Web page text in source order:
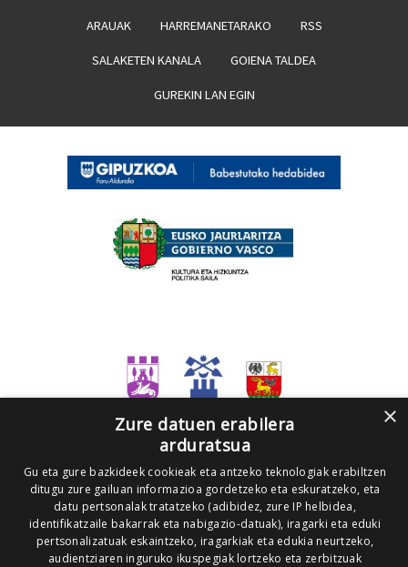
ARAUAK HARREMANETARAKO RSS
SALAKETEN KANALA GOIENA TALDEA
GUREKIN LAN EGIN
×
Zure datuen erabilera
arduratsua
Gu eta gure bazkideek cookieak eta antzeko teknologiak erabiltzen
ditugu zure gailuan informazioa gordetzeko eta eskuratzeko, eta
datu pertsonalak tratatzeko (adibidez, zure IP helbidea,
identifikatzaile bakarrak eta nabigazio-datuak), iragarki eta eduki
pertsonalizatuak eskaintzeko, iragarkiak eta edukia neurtzeko,
audientziaren inguruko ikuspegiak lortzeko eta zerbitzuak